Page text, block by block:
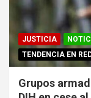
JUSTICIA
TENDENCIA EN
Grupos